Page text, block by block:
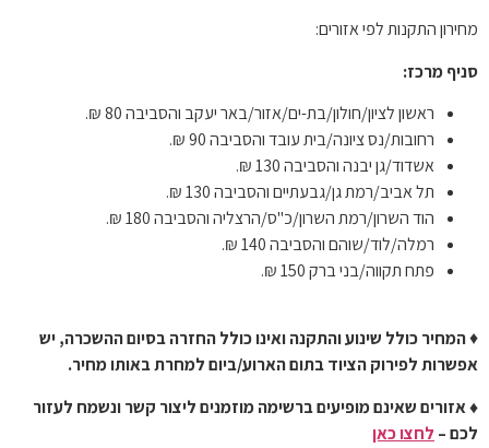
מחירון התקנות לפי אזורים:
סניף מרכז:
ראשון לציון/חולון/בת-ים/אזור/באר יעקב והסביבה 80 ₪.
רחובות/נס ציונה/בית עובד והסביבה 90 ₪.
אשדוד/גן יבנה והסביבה 130 ₪.
תל אביב/רמת גן/גבעתיים והסביבה 130 ₪.
הוד השרון/רמת השרון/כ"ס/הרצליה והסביבה 180 ₪.
רמלה/לוד/שוהם והסביבה 140 ₪.
פתח תקווה/בני ברק 150 ₪.
♦המחיר כולל שינוע והתקנה ואינו כולל החזרה בסיום ההשכרה, יש
אפשרות לפירוק הציוד בתום הארוע/ביום למחרת באותו מחיר.
♦ אזורים שאינם מופיעים ברשימה מוזמנים ליצור קשר ונשמח לעזור
לכם – לחצו כאן